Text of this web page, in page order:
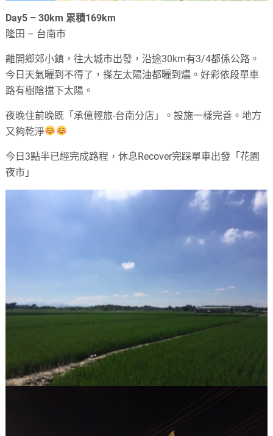
Day5 – 30km 累積169km
隆田 – 台南市
離開鄉郊小鎮，往大城市出發，沿途30km有3/4都係公路。
今日天氣曬到不得了，搽左太陽油都曬到燶。好彩依段單車
路有樹陰擋下太陽。
夜晚住前晚既「承億輕旅-台南分店」。設施一樣完善。地方
又夠乾淨
今日3點半已經完成路程，休息Recover完踩單車出發「花園
夜市」